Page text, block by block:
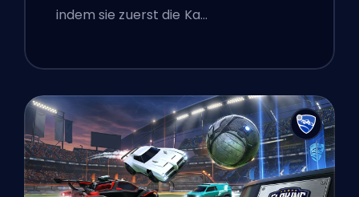
indem sie zuerst die Ka…